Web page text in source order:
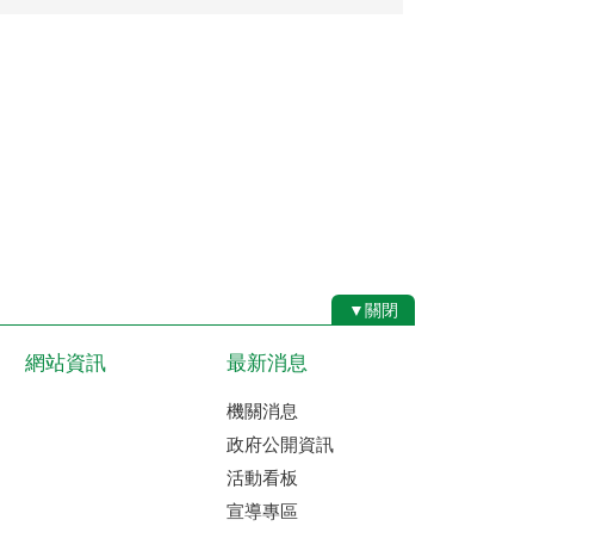
▼關閉
網站資訊 最新消息
機關消息
政府公開資訊
活動看板
宣導專區